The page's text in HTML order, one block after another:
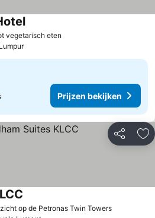
vegetarisch eten
Prijzen bekijken
Delen
op de Petronas Twin Towers